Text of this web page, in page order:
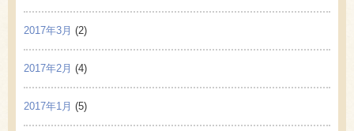
2017年3月 (2)
2017年2月 (4)
2017年1月 (5)